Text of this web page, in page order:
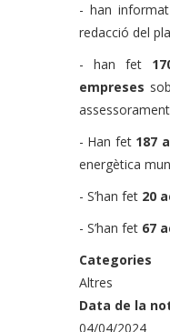
- han
redacció del
- han fet
empreses
- Han fet 187
energètica
- S’han fet 20
- S’han fet 67
Categories
Altres
Data de la
04/04/2024